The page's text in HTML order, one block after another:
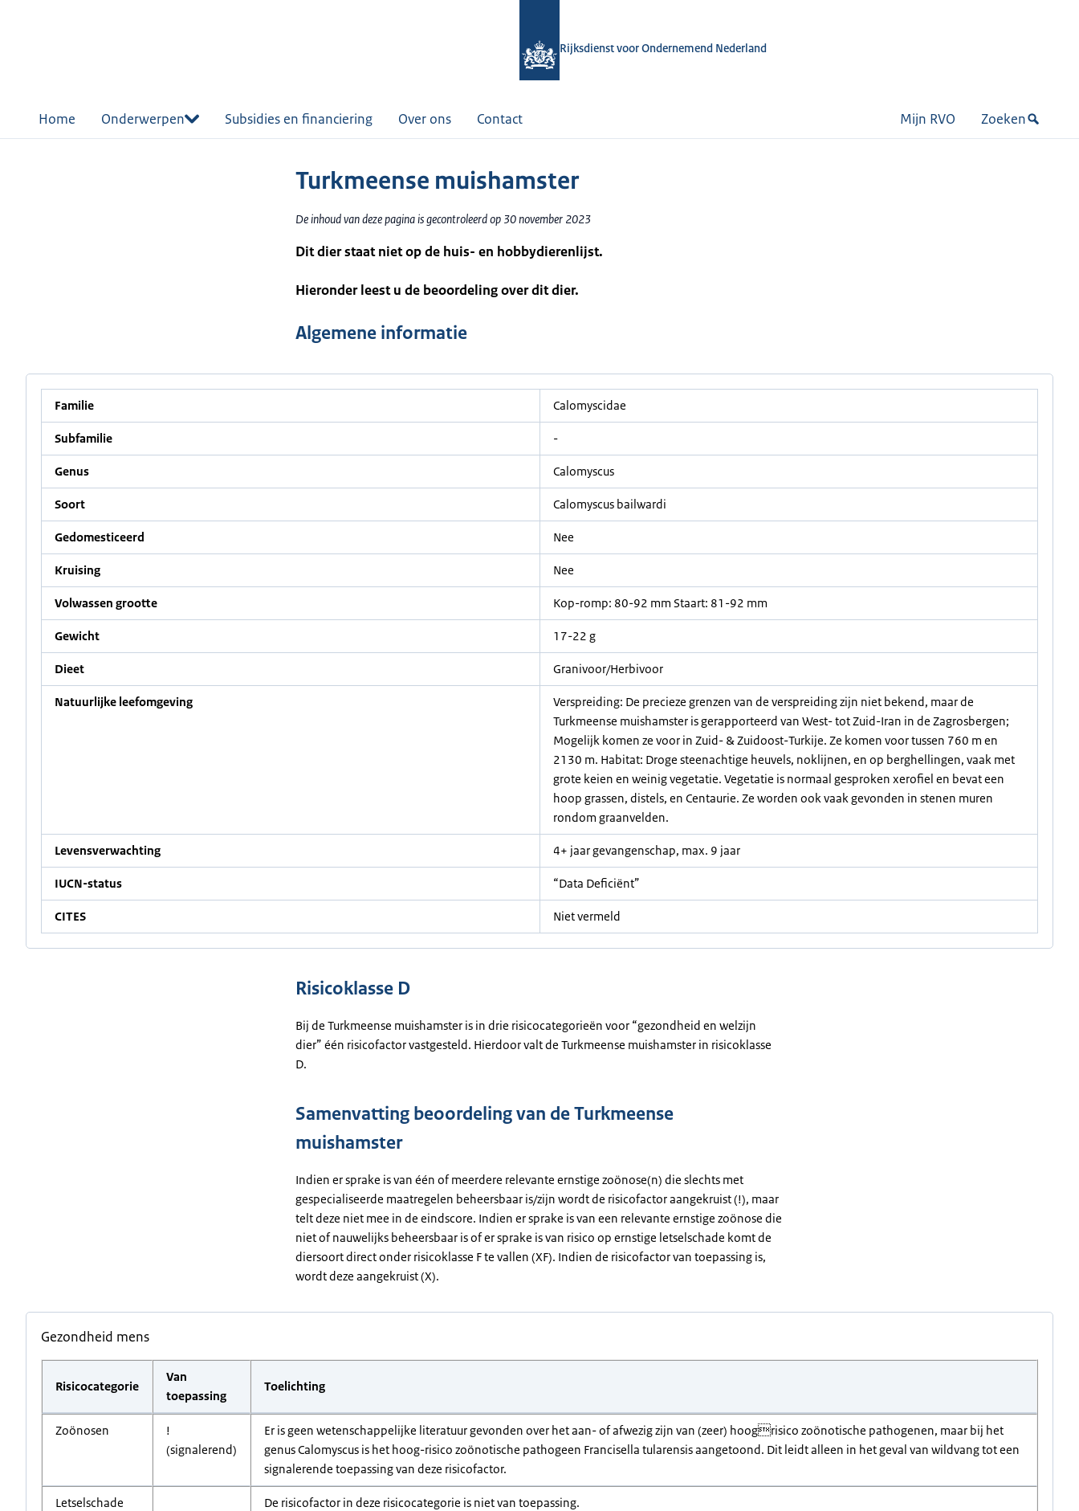
Rijksdienst voor Ondernemend Nederland
Home Onderwerpen Subsidies en financiering Over ons Contact Mijn RVO Zoeken
Turkmeense muishamster
De inhoud van deze pagina is gecontroleerd op 30 november 2023
Dit dier staat niet op de huis- en hobbydierenlijst.
Hieronder leest u de beoordeling over dit dier.
Algemene informatie
Familie Calomyscidae
Subfamilie -
Genus Calomyscus
Soort Calomyscus bailwardi
Gedomesticeerd Nee
Kruising Nee
Volwassen grootte Kop-romp: 80-92 mm Staart: 81-92 mm
Gewicht 17-22 g
Dieet Granivoor/Herbivoor
Natuurlijke leefomgeving
Verspreiding: De precieze grenzen van de verspreiding zijn niet bekend, maar de
Turkmeense muishamster is gerapporteerd van West- tot Zuid-Iran in de Zagrosbergen;
Mogelijk komen ze voor in Zuid- & Zuidoost-Turkije. Ze komen voor tussen 760 m en
2130 m. Habitat: Droge steenachtige heuvels, noklijnen, en op berghellingen, vaak met
grote keien en weinig vegetatie. Vegetatie is normaal gesproken xerofiel en bevat een
hoop grassen, distels, en Centaurie. Ze worden ook vaak gevonden in stenen muren
rondom graanvelden.
Levensverwachting 4+ jaar gevangenschap, max. 9 jaar
IUCN-status “Data Deficiënt”
CITES Niet vermeld
Risicoklasse D
Bij de Turkmeense muishamster is in drie risicocategorieën voor “gezondheid en welzijn
dier” één risicofactor vastgesteld. Hierdoor valt de Turkmeense muishamster in risicoklasse
D.
Samenvatting beoordeling van de Turkmeense
muishamster
Indien er sprake is van één of meerdere relevante ernstige zoönose(n) die slechts met
gespecialiseerde maatregelen beheersbaar is/zijn wordt de risicofactor aangekruist (!), maar
telt deze niet mee in de eindscore. Indien er sprake is van een relevante ernstige zoönose die
niet of nauwelijks beheersbaar is of er sprake is van risico op ernstige letselschade komt de
diersoort direct onder risicoklasse F te vallen (XF). Indien de risicofactor van toepassing is,
wordt deze aangekruist (X).
Gezondheid mens
Risicocategorie
Van
toepassing
Toelichting
Zoönosen
!
(signalerend)
Er is geen wetenschappelijke literatuur gevonden over het aan- of afwezig zijn van (zeer) hoogrisico zoönotische pathogenen, maar bij het
genus Calomyscus is het hoog-risico zoönotische pathogeen Francisella tularensis aangetoond. Dit leidt alleen in het geval van wildvang tot een
signalerende toepassing van deze risicofactor.
Letselschade De risicofactor in deze risicocategorie is niet van toepassing.